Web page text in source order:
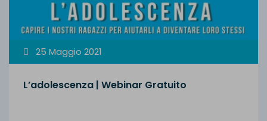
25 Maggio 2021
L’adolescenza | Webinar Gratuito